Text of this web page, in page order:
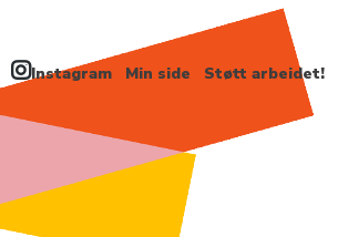
Instagram Min side Støtt arbeidet!